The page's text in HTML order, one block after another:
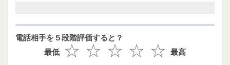
電話相手を５段階評価すると？
最低
最高